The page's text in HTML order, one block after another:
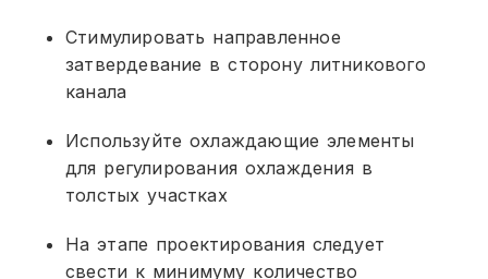
Стимулировать направленное
затвердевание в сторону литникового
канала
Используйте охлаждающие элементы
для регулирования охлаждения в
толстых участках
На этапе проектирования следует
свести к минимуму количество